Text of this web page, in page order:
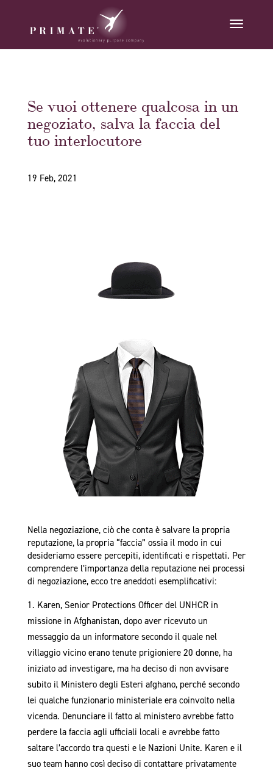
Se vuoi ottenere qualcosa in un
negoziato, salva la faccia del
tuo interlocutore
19 Feb, 2021
Nella negoziazione, ciò che conta è salvare la propria
reputazione, la propria “faccia” ossia il modo in cui
desideriamo essere percepiti, identificati e rispettati. Per
comprendere l’importanza della reputazione nei processi
di negoziazione, ecco tre aneddoti esemplificativi:
Karen, Senior Protections Officer del UNHCR in
missione in Afghanistan, dopo aver ricevuto un
messaggio da un informatore secondo il quale nel
villaggio vicino erano tenute prigioniere 20 donne, ha
iniziato ad investigare, ma ha deciso di non avvisare
subito il Ministero degli Esteri afghano, perché secondo
lei qualche funzionario ministeriale era coinvolto nella
vicenda. Denunciare il fatto al ministero avrebbe fatto
perdere la faccia agli ufficiali locali e avrebbe fatto
saltare l’accordo tra questi e le Nazioni Unite. Karen e il
suo team hanno così deciso di contattare privatamente